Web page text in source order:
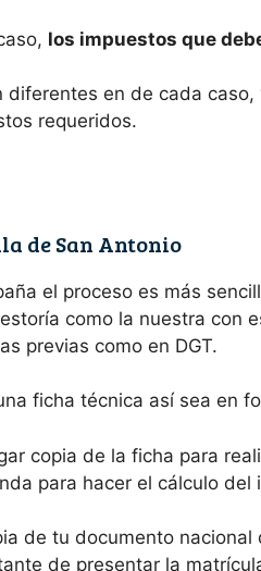
los impuestos que
en de cada
requeridos.
de San Antonio
el proceso es más
como la nuestra
previas como en DGT.
ficha técnica así sea en
copia de la ficha para
para hacer el cálculo del
de tu documento
de presentar la